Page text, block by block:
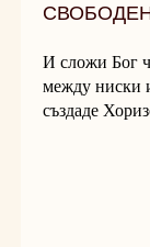
И сложи Бог
между ниски
създаде